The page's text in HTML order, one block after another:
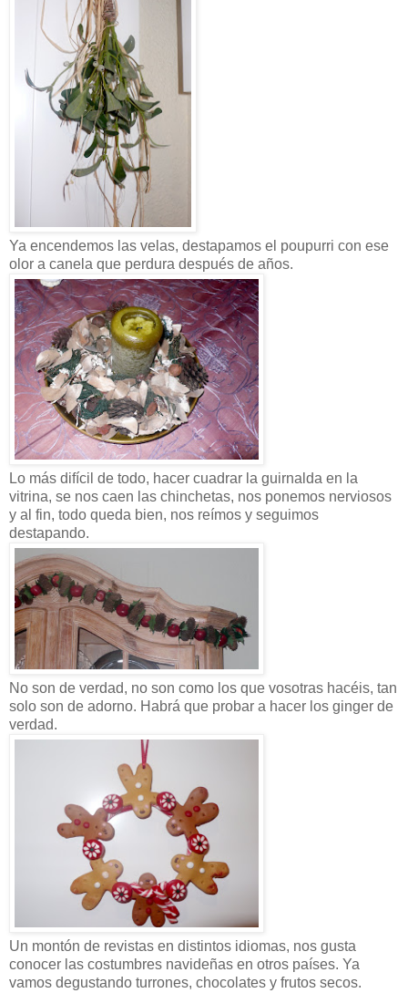
Ya encendemos las velas, destapamos el poupurri con ese
olor a canela que perdura después de años.
Lo más difícil de todo, hacer cuadrar la guirnalda en la
vitrina, se nos caen las chinchetas, nos ponemos nerviosos
y al fin, todo queda bien, nos reímos y seguimos
destapando.
No son de verdad, no son como los que vosotras hacéis, tan
solo son de adorno. Habrá que probar a hacer los ginger de
verdad.
Un montón de revistas en distintos idiomas, nos gusta
conocer las costumbres navideñas en otros países. Ya
vamos degustando turrones, chocolates y frutos secos.